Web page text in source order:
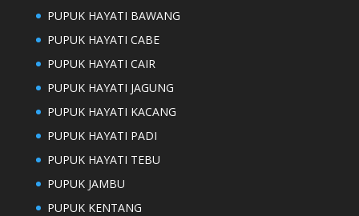
PUPUK HAYATI BAWANG
PUPUK HAYATI CABE
PUPUK HAYATI CAIR
PUPUK HAYATI JAGUNG
PUPUK HAYATI KACANG
PUPUK HAYATI PADI
PUPUK HAYATI TEBU
PUPUK JAMBU
PUPUK KENTANG